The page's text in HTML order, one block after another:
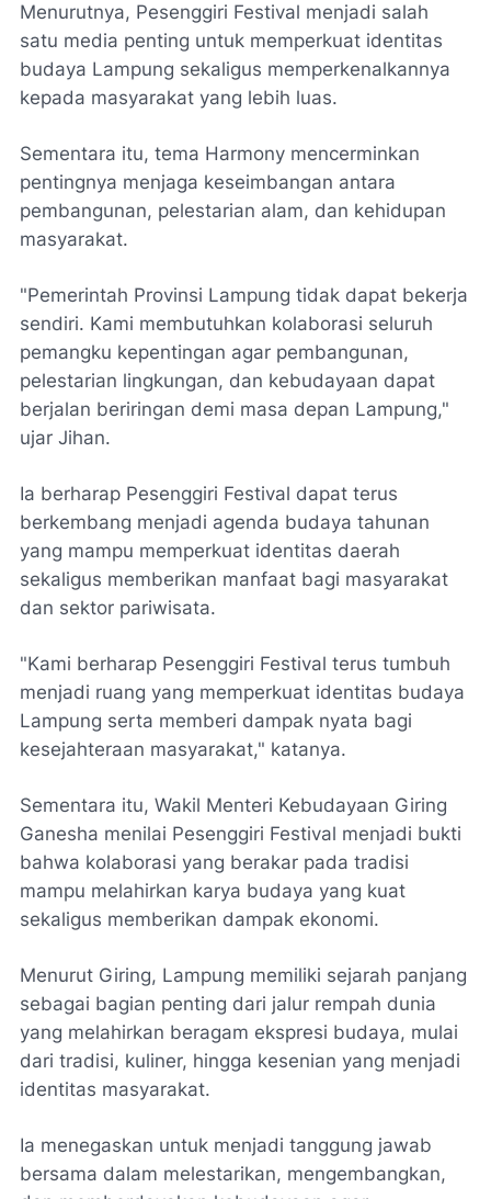
Menurutnya, Pesenggiri Festival menjadi salah
satu media penting untuk memperkuat identitas
budaya Lampung sekaligus memperkenalkannya
kepada masyarakat yang lebih luas.
Sementara itu, tema Harmony mencerminkan
pentingnya menjaga keseimbangan antara
pembangunan, pelestarian alam, dan kehidupan
masyarakat.
"Pemerintah Provinsi Lampung tidak dapat bekerja
sendiri. Kami membutuhkan kolaborasi seluruh
pemangku kepentingan agar pembangunan,
pelestarian lingkungan, dan kebudayaan dapat
berjalan beriringan demi masa depan Lampung,"
ujar Jihan.
Ia berharap Pesenggiri Festival dapat terus
berkembang menjadi agenda budaya tahunan
yang mampu memperkuat identitas daerah
sekaligus memberikan manfaat bagi masyarakat
dan sektor pariwisata.
"Kami berharap Pesenggiri Festival terus tumbuh
menjadi ruang yang memperkuat identitas budaya
Lampung serta memberi dampak nyata bagi
kesejahteraan masyarakat," katanya.
Sementara itu, Wakil Menteri Kebudayaan Giring
Ganesha menilai Pesenggiri Festival menjadi bukti
bahwa kolaborasi yang berakar pada tradisi
mampu melahirkan karya budaya yang kuat
sekaligus memberikan dampak ekonomi.
Menurut Giring, Lampung memiliki sejarah panjang
sebagai bagian penting dari jalur rempah dunia
yang melahirkan beragam ekspresi budaya, mulai
dari tradisi, kuliner, hingga kesenian yang menjadi
identitas masyarakat.
Ia menegaskan untuk menjadi tanggung jawab
bersama dalam melestarikan, mengembangkan,